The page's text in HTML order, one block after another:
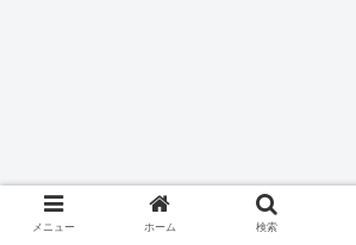
メニュー ホーム 検索